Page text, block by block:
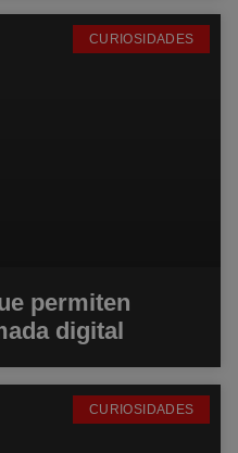
CURIOSIDADES
permiten
digital
CURIOSIDADES